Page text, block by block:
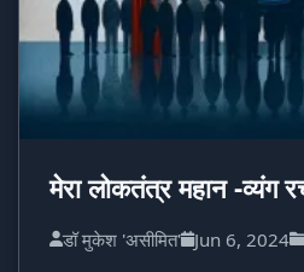
मेरा लोकतंत्र महान -व्यंग
डॉ मुकेश 'असीमित' Jun 6, 2024